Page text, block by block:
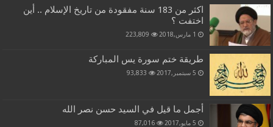
اكثر من 183 سنة مفقودة من تاريخ الإسلام .. أين
اختفت ؟
1 مارس,2018 223,809
طريقة ختم سورة يس المباركة
5 سبتمبر,2017 93,833
أجمل ما قيل في السيد حسن نصر الله
5 مايو,2017 87,016